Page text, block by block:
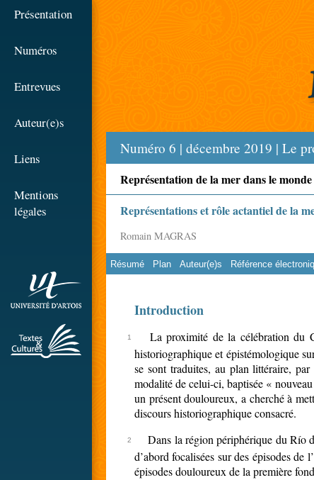
Présentation
Numéros
Entrevues
Auteur(e)s
Liens
Mentions
légales
Numéro 6 | décembre 2019 | Le
Représentation de la mer dans le
Représentations et rôle actantiel de la
Romain MAGRAS
Résumé Plan Auteur(e)s Référence
Introduction
La proximité de la célébration du
historiographique et épistémologique
se sont traduites, au plan littéraire,
modalité de celui-ci, baptisée «
un présent douloureux, a cherché à
discours historiographique consacré.
Dans la région périphérique du Río
d’abord focalisées sur des épisodes
épisodes douloureux de la première